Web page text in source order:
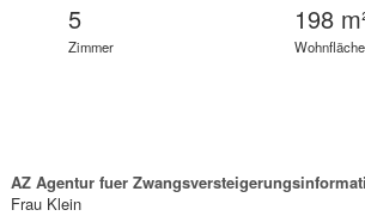
5
Zimmer
198
AZ Agentur fuer
Frau Klein